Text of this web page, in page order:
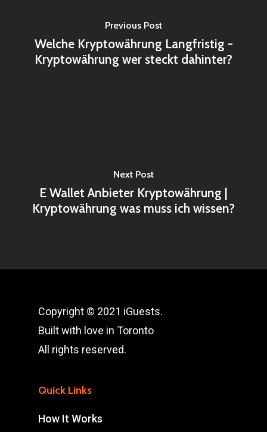
Previous Post
Welche Kryptowährung Langfristig -
Kryptowährung wer steckt dahinter?
Next Post
E Wallet Anbieter Kryptowährung |
Kryptowährung was muss ich wissen?
Copyright © 2021 iGuests.
Built with love in Toronto
All rights reserved.
Quick Links
How It Works